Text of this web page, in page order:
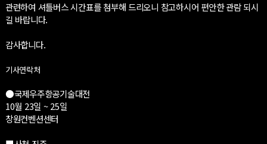
관련하여 셔틀버스 시간표를 첨부해 드리오니 참고하시어 편안한 관람 되시
길 바랍니다.
감사합니다.
기사연락처
●국제우주항공기술대전
10월 23일 ~ 25일
창원컨벤션센터